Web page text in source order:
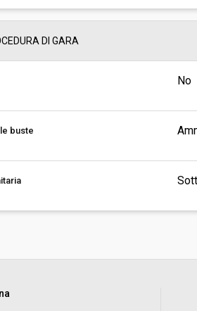
DI GARA
No
buste